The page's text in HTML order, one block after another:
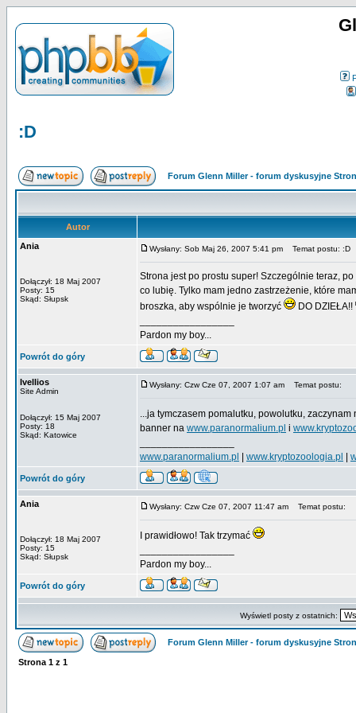
:D
Forum Glenn Miller - forum dyskusyjne
Autor
Ania
Dołączył: 18 Maj 2007
Posty: 15
Skąd: Słupsk
Wysłany: Sob Maj 26, 2007 5:41 pm Temat postu: :D
Strona jest po prostu super! Szczególnie teraz,
co lubię. Tylko mam jedno zastrzeżenie, które
broszka, aby wspólnie je tworzyć
DO DZIEŁA!!
Pardon my boy...
Powrót do góry
Ivellios
Site Admin
Dołączył: 15 Maj 2007
Posty: 18
Skąd: Katowice
Wysłany: Czw Cze 07, 2007 1:07 am Temat postu:
...ja tymczasem pomalutku, powolutku,
banner na www.paranormalium.pl i
www.paranormalium.pl
www.kryptozoologia.pl
Powrót do góry
Ania
Dołączył: 18 Maj 2007
Posty: 15
Skąd: Słupsk
Wysłany: Czw Cze 07, 2007 11:47 am Temat postu:
I prawidłowo! Tak trzymać
Pardon my boy...
Powrót do góry
Wyświetl posty z ostatnich:
Forum Glenn Miller - forum dyskusyjne
Strona 1 z 1